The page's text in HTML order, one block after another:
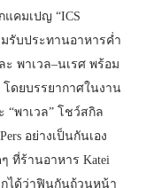
คมเปญ “ICS
มรับประทานอาหารค่ำ
พาเวล–นเรศ พร้อม
โดยบรรยากาศในงาน
“พาเวล” โชว์สกิล
อย่างเป็นกันเอง
ที่ร้านอาหาร Katei
กได้ว่าฟินกันถ้วนหน้า